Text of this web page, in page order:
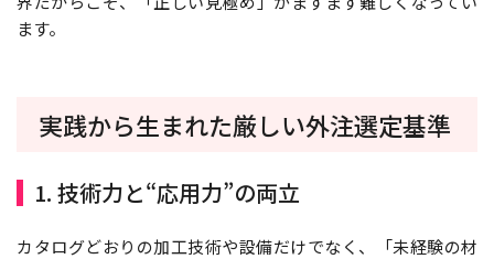
ます。
実践から生まれた厳しい外注選定基準
1. 技術力と“応用力”の両立
カタログどおりの加工技術や設備だけでなく、「未経験の材